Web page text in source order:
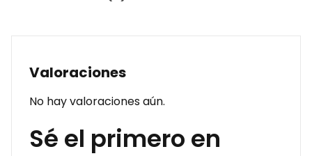
Valoraciones
No hay valoraciones aún.
Sé el primero en